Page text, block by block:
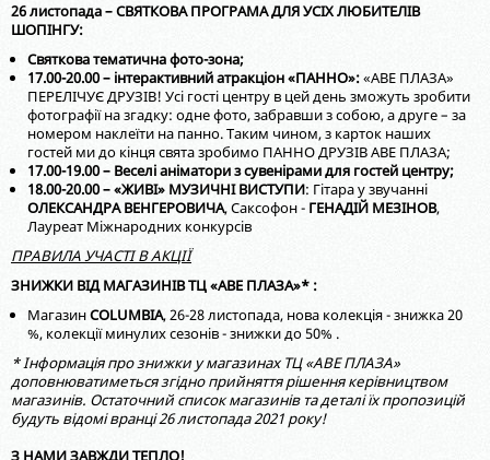
26 листопада–СВЯТКОВА ПРОГРАМА ДЛЯ УСІХ ЛЮБИТЕЛІВ
ШОПІНГУ:
Святкова тематична фото-зона;
17.00-20.00 – інтерактивний атракціон «ПАННО»:«АВЕ ПЛАЗА»
ПЕРЕЛІЧУЄ ДРУЗІВ! Усі гості центру в цей день зможуть зробити
фотографії на згадку: одне фото, забравши з собою, а друге – за
номером наклеїти на панно. Таким чином, з карток наших
гостей ми до кінця свята зробимо ПАННО ДРУЗІВ АВЕ ПЛАЗА;
17.00-19.00 – Веселі аніматори з сувенірами для гостей центру;
18.00-20.00 – «ЖИВІ» МУЗИЧНІ ВИСТУПИ: Гітара у звучанні
ОЛЕКСАНДРА ВЕНГЕРОВИЧА, Саксофон - ГЕНАДІЙ МЕЗІНОВ,
Лауреат Міжнародних конкурсів
ПРАВИЛА УЧАСТІ В АКЦІЇ
ЗНИЖКИ ВІД МАГАЗИНІВ ТЦ «АВЕ ПЛАЗА»* :
МагазинCOLUMBIA, 26-28 листопада, нова колекція - знижка 20
%, колекції минулих сезонів - знижки до 50% .
* Інформація про знижки у магазинах ТЦ «АВЕ ПЛАЗА»
доповнюватиметься згідно прийняття рішення керівництвом
магазинів. Остаточний список магазинів та деталі їх пропозицій
будуть відомі вранці 26 листопада 2021 року!
З НАМИ ЗАВЖДИ ТЕПЛО!